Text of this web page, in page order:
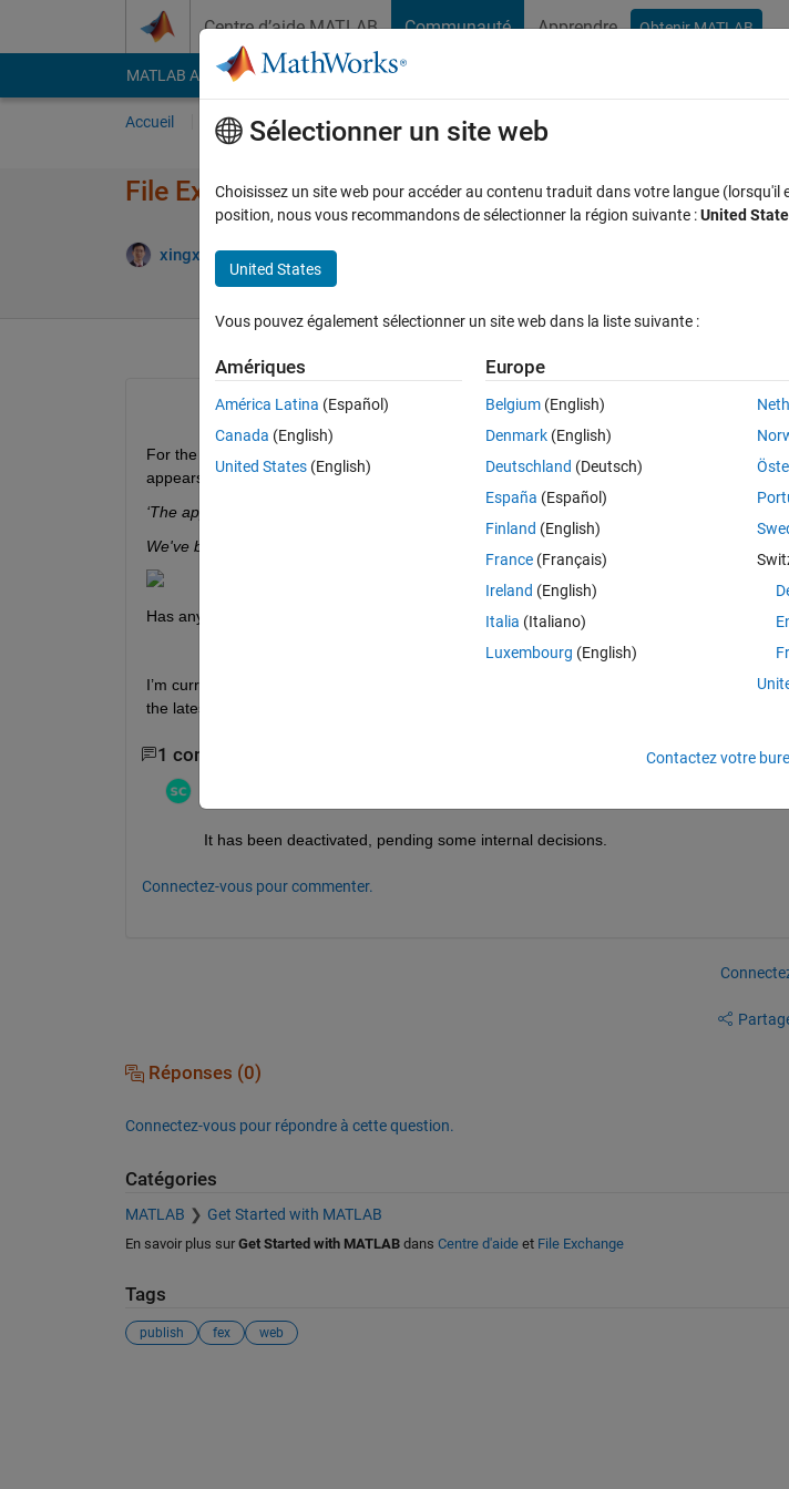
Centre d’aide MATLAB Communauté Apprendre Obtenir MATLAB
MATLAB Answers File Exchange Cody
Accueil Poser une question Parcourir
File Exchange can't use the publish functionality?
xingxingcui 4 Avr 2026
For the past two months at any time I haven't been able to use FEX's ‘publish’ feature. After
appears saying:
‘The application is currently unavailable.
We've been notified of the issue and are looking into it.’
Has anyone else had the same problem as me?
I’m currently in Mainland China; with or without VPN, switching regions, it always shows this
the latest version of Microsoft Edge.”
1 commentaire
It has been deactivated, pending some internal decisions.
Connectez-vous pour commenter.
Réponses (0)
Connectez-vous pour répondre à cette question.
Catégories
MATLAB Get Started with MATLAB
En savoir plus sur Get Started with MATLABdans Centre d'aideet File Exchange
Tags
publish fex web
Sélectionner un site web
Choisissez un site web pour accéder au contenu traduit dans votre langue (lorsqu'il
position, nous vous recommandons de sélectionner la région suivante :United
United States
Vous pouvez également sélectionner un site web dans la liste suivante :
Amériques
América Latina (Español)
Canada (English)
United States (English)
Europe
Belgium (English)
Denmark (English)
Deutschland (Deutsch)
España (Español)
Finland (English)
France (Français)
Ireland (English)
Italia (Italiano)
Luxembourg (English)
Contactez votre